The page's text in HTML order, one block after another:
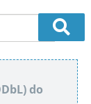
do